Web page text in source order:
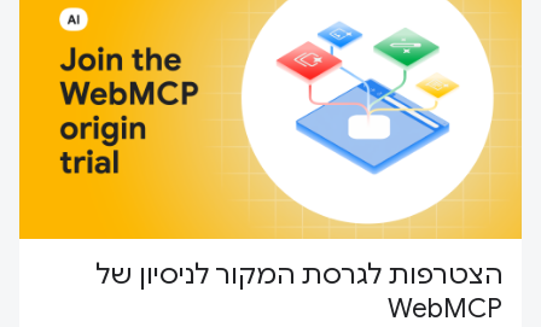
הצטרפות לגרסת המקור לניסיון של
WebMCP